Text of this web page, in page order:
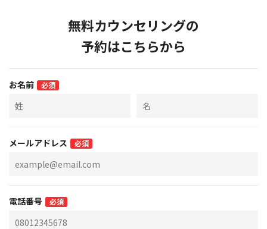
無料カウンセリングの
予約はこちらから
お名前 必須
メールアドレス 必須
電話番号 必須